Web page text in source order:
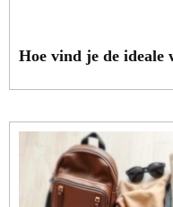
Hoe vind je de ideale